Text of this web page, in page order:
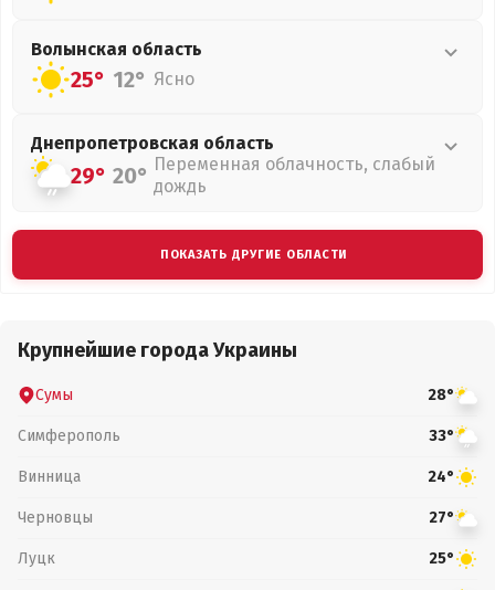
Волынская область
25° 12° Ясно
Днепропетровская область
29° 20° Переменная облачность, слабый
дождь
ПОКАЗАТЬ ДРУГИЕ ОБЛАСТИ
Крупнейшие города Украины
Сумы 28°
Симферополь 33°
Винница 24°
Черновцы 27°
Луцк 25°